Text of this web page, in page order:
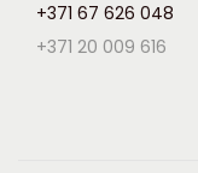
+371 67 626 048
+371 20 009 616